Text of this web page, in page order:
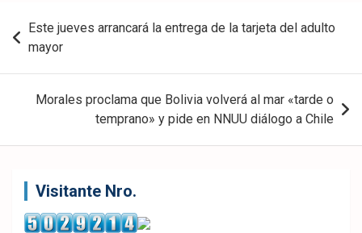
ook
pp
Navegación
de
entradas
Este jueves arrancará la entrega de la tarjeta del adulto
mayor
Morales proclama que Bolivia volverá al mar «tarde o
temprano» y pide en NNUU diálogo a Chile
Visitante Nro.